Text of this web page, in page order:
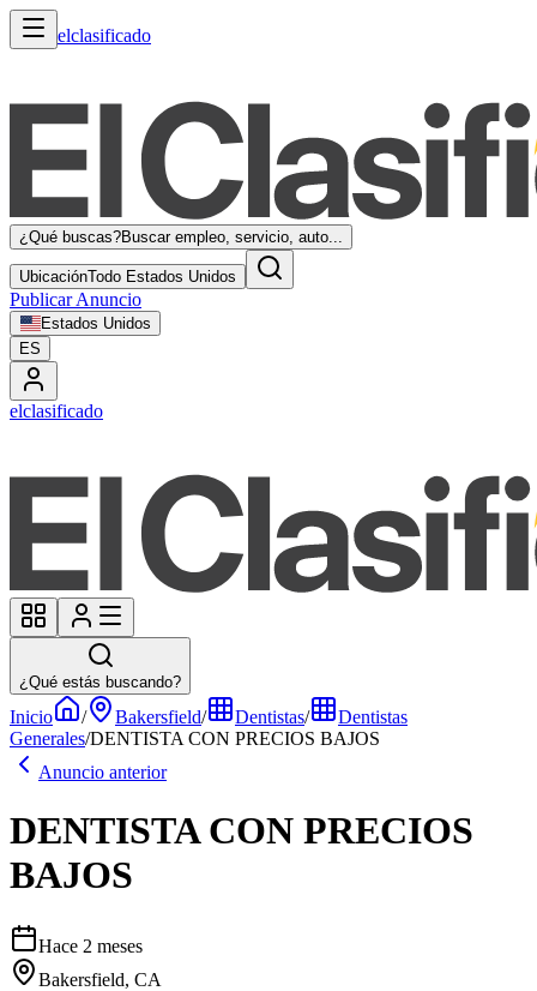
elclasificado
¿Qué buscas?Buscar empleo, servicio, auto...
UbicaciónTodo Estados Unidos
Publicar Anuncio
Estados Unidos
ES
elclasificado
¿Qué estás buscando?
Inicio / Bakersfield/ Dentistas/
Dentistas
Generales/DENTISTA CON PRECIOS BAJOS
Anuncio anterior
DENTISTA CON PRECIOS
BAJOS
Hace 2 meses
Bakersfield, CA